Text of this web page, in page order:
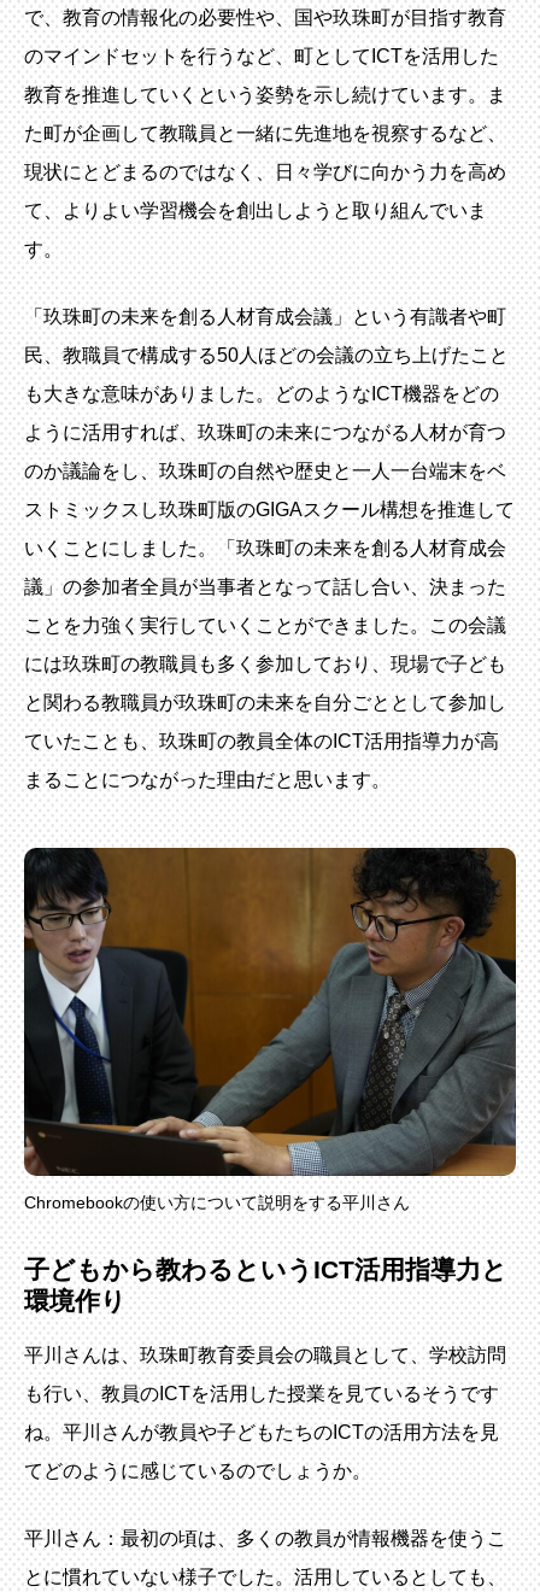
で、教育の情報化の必要性や、国や玖珠町が目指す教育
のマインドセットを行うなど、町としてICTを活用した
教育を推進していくという姿勢を示し続けています。ま
た町が企画して教職員と一緒に先進地を視察するなど、
現状にとどまるのではなく、日々学びに向かう力を高め
て、よりよい学習機会を創出しようと取り組んでいま
す。
「玖珠町の未来を創る人材育成会議」という有識者や町
民、教職員で構成する50人ほどの会議の立ち上げたこと
も大きな意味がありました。どのようなICT機器をどの
ように活用すれば、玖珠町の未来につながる人材が育つ
のか議論をし、玖珠町の自然や歴史と一人一台端末をベ
ストミックスし玖珠町版のGIGAスクール構想を推進して
いくことにしました。「玖珠町の未来を創る人材育成会
議」の参加者全員が当事者となって話し合い、決まった
ことを力強く実行していくことができました。この会議
には玖珠町の教職員も多く参加しており、現場で子ども
と関わる教職員が玖珠町の未来を自分ごととして参加し
ていたことも、玖珠町の教員全体のICT活用指導力が高
まることにつながった理由だと思います。
Chromebookの使い方について説明をする平川さん
子どもから教わるというICT活用指導力と
環境作り
平川さんは、玖珠町教育委員会の職員として、学校訪問
も行い、教員のICTを活用した授業を見ているそうです
ね。平川さんが教員や子どもたちのICTの活用方法を見
てどのように感じているのでしょうか。
平川さん：最初の頃は、多くの教員が情報機器を使うこ
とに慣れていない様子でした。活用しているとしても、